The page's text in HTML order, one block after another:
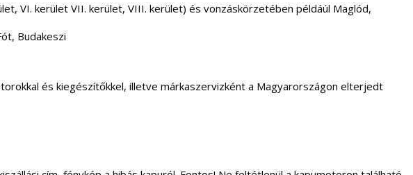
VI. kerület VII. kerület, VIII. kerület) és vonzáskörzetében példáúl Maglód,
Budakeszi
és kiegészítőkkel, illetve márkaszervizként a Magyarországon elterjedt